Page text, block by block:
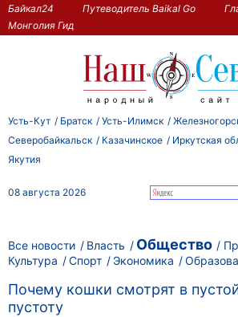
Байкал24 Путеводитель Baikal Go
Монголия Гид
Усть-Кут Братск Усть-Илимск
Северобайкальск
Казачинское Иркутская
Якутия
08 августа 2026
Все новости Власть Общество
Культура
Спорт Экономика
Почему кошки смотрят в
пустоту